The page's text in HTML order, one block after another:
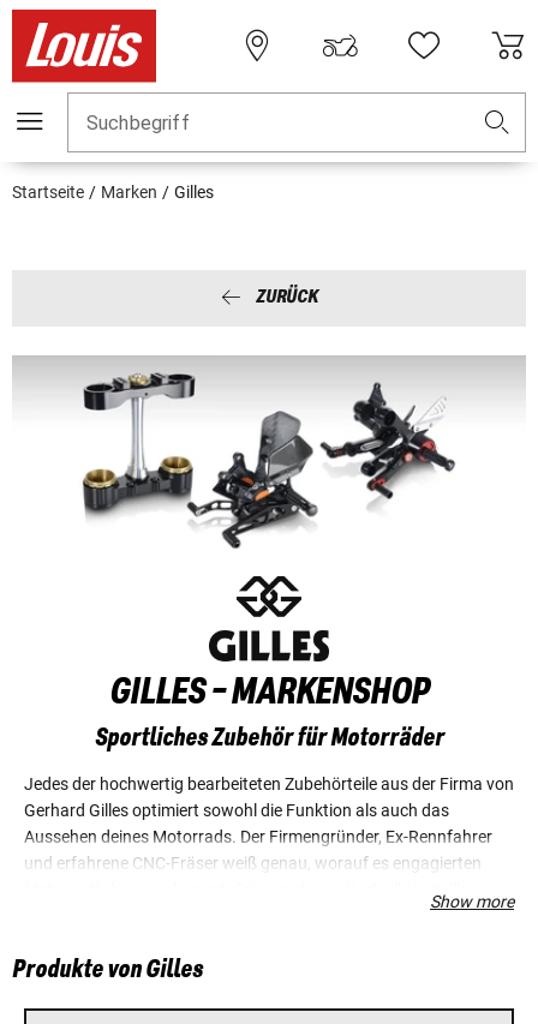
Suchbegriff
Startseite Marken Gilles
ZURÜCK
GILLES - MARKENSHOP
Sportliches Zubehör für Motorräder
Jedes der hochwertig bearbeiteten Zubehörteile aus der Firma von
Gerhard Gilles optimiert sowohl die Funktion als auch das
Aussehen deines Motorrads. Der Firmengründer, Ex-Rennfahrer
und erfahrene CNC-Fräser weiß genau, worauf es engagierten
Motorradfahrern ankommt. Seine ersten individuell einstellbaren
Fußrasten-Anlagen trafen exakt den Bedarf der Motorradszene.
Bewertungen der Louis Kunden zeigen das deutlich.
Show more
Produkte von Gilles